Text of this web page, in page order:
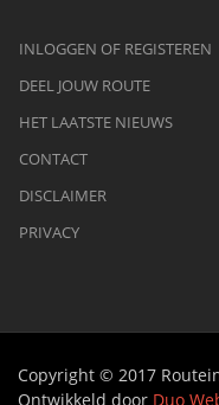
INLOGGEN OF REGISTEREN
DEEL JOUW ROUTE
HET LAATSTE NIEUWS
CONTACT
DISCLAIMER
PRIVACY
Copyright © 2017
Ontwikkeld door Duo